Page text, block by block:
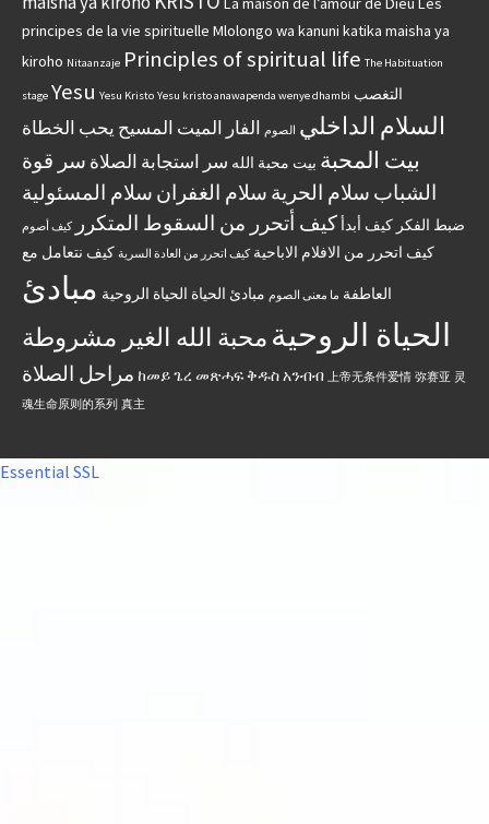
principes de la vie spirituelle Mlolongo wa kanuni katika maisha ya
kiroho Nitaanzaje Principles of spiritual life The Habituation
stage Yesu Yesu Kristo Yesu kristo anawapenda wenye dhambi التغصب
السلام الداخلي الصوم الفار الميت المسيح يحب الخطاة
بيت المحبة بيت محبة الله سر استجابة الصلاة سر قوة
الشباب سلام الحرية سلام الغفران سلام المسئولية
ضبط الفكر كيف أبدأكيف أتحرر من السقوط المتكرر كيف أصوم
كيف اتحرر من الافلام الاباحية كيف اتحرر من العادة السرية كيف نتعامل مع
العاطفة ما معنى الصوم مبادئ الحياة الحياة الروحية مبادئ
الحياة الروحية محبة الله الغير مشروطة
مراحل الصلاة ከመይ ጌረ መጽሓፍ ቅዱስ አንብብ 上帝无条件爱情 弥赛亚 灵
魂生命原则的系列 真主
Essential SSL